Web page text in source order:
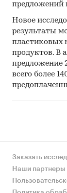
предложений
Новое
результаты
пластиковых
продуктов. В
предложение
всего более
Заказать
Наши партнеры